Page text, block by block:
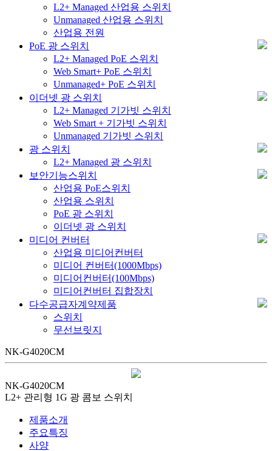
L2+ Managed 산업용 스위치
Unmanaged 산업용 스위치
산업용 전원
PoE 광 스위치
L2+ Managed PoE 스위치
Web Smart+ PoE 스위치
Unmanaged+ PoE 스위치
이더넷 광 스위치
L2+ Managed 기가빗 스위치
Web Smart + 기가빗 스위치
Unmanaged 기가빗 스위치
광 스위치
L2+ Managed 광 스위치
보안기능스위치
산업용 PoE스위치
산업용 스위치
PoE 광 스위치
이더넷 광 스위치
미디어 컨버터
산업용 미디어컨버터
미디어 컨버터(1000Mbps)
미디어컨버터(100Mbps)
미디어컨버터 집합장치
다수공급자계약제품
스위치
무선브릿지
NK-G4020CM
NK-G4020CM
L2+ 관리형 1G 광 콤보 스위치
제품소개
주요특징
사양